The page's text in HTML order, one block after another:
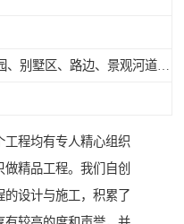
工程均有专人精心组织
精品工程。我们自创
设计与施工，积累了